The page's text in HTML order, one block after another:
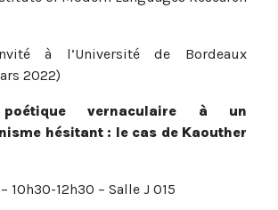
à l’Université de Bordeaux
2022)
vernaculaire à un
hésitant : le cas de Kaouther
10h30-12h30 – Salle J 015